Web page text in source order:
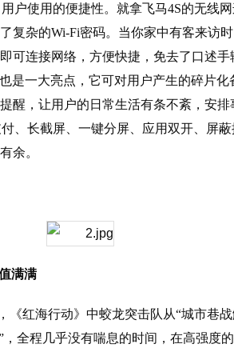
户使用的便捷性。就拿飞马4S的无线
复杂的Wi-Fi密码。当你家中有客来访
可连接网络，方便快捷，免去了口述手
是一大亮点，它可对用户产生的碎片
醒，让用户的日常生活有条不紊，安排
、长截屏、一键分屏、应用双开、屏蔽
余。
满满
《红海行动》中蛟龙突击队从“城市巷战
全程几乎没有喘息的时间，在高强度